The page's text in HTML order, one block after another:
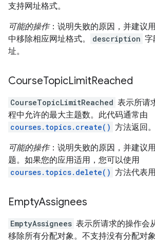
支持网址格式。
可能的操作：说明失败的原因，并建议
中移除相应网址格式。
description 字
址。
CourseTopicLimitReached
CourseTopicLimitReached 表示所请
程中允许的最大主题数。此代码通常由
courses.topics.create() 方法返回。
可能的操作：说明失败的原因，并建议
题。如果您的应用适用，您可以使用
courses.topics.delete() 方法代表
EmptyAssignees
EmptyAssignees 表示所请求的操作会
移除所有分配对象。不支持没有分配对象